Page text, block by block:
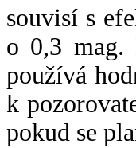
souvisí s
o 0,3 mag.
používá
k
pokud se